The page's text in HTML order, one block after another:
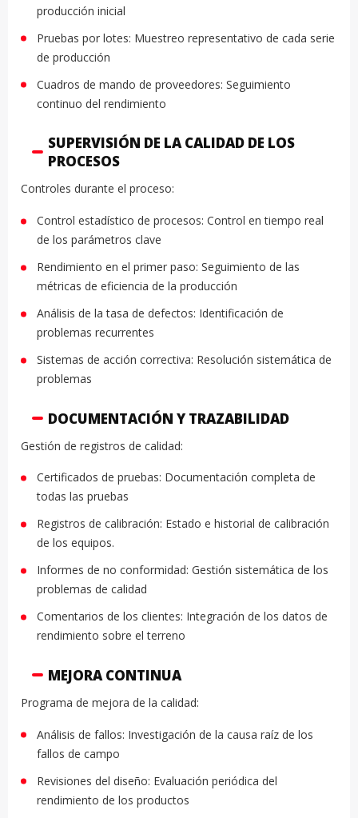
producción inicial
Pruebas por lotes: Muestreo representativo de cada serie
de producción
Cuadros de mando de proveedores: Seguimiento
continuo del rendimiento
SUPERVISIÓN DE LA CALIDAD DE LOS
PROCESOS
Controles durante el proceso:
Control estadístico de procesos: Control en tiempo real
de los parámetros clave
Rendimiento en el primer paso: Seguimiento de las
métricas de eficiencia de la producción
Análisis de la tasa de defectos: Identificación de
problemas recurrentes
Sistemas de acción correctiva: Resolución sistemática de
problemas
DOCUMENTACIÓN Y TRAZABILIDAD
Gestión de registros de calidad:
Certificados de pruebas: Documentación completa de
todas las pruebas
Registros de calibración: Estado e historial de calibración
de los equipos.
Informes de no conformidad: Gestión sistemática de los
problemas de calidad
Comentarios de los clientes: Integración de los datos de
rendimiento sobre el terreno
MEJORA CONTINUA
Programa de mejora de la calidad:
Análisis de fallos: Investigación de la causa raíz de los
fallos de campo
Revisiones del diseño: Evaluación periódica del
rendimiento de los productos